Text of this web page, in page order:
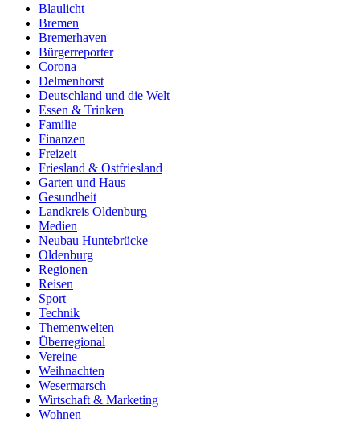
Blaulicht
Bremen
Bremerhaven
Bürgerreporter
Corona
Delmenhorst
Deutschland und die Welt
Essen & Trinken
Familie
Finanzen
Freizeit
Friesland & Ostfriesland
Garten und Haus
Gesundheit
Landkreis Oldenburg
Medien
Neubau Huntebrücke
Oldenburg
Regionen
Reisen
Sport
Technik
Themenwelten
Überregional
Vereine
Weihnachten
Wesermarsch
Wirtschaft & Marketing
Wohnen